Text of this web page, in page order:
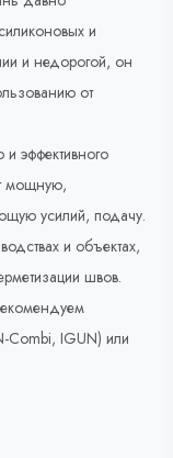
и
и недорогой, он
от
эффективного
мощную,
усилий, подачу.
и объектах,
швов.
Combi, IGUN) или